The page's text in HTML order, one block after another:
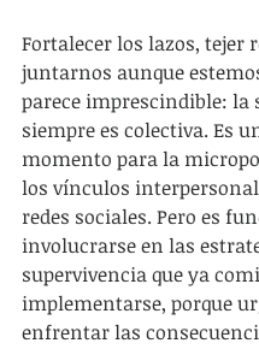
Fortalecer los lazos, tejer
juntarnos aunque
parece imprescindible: la
siempre es colectiva. Es
momento para la
los vínculos
redes sociales. Pero es
involucrarse en las
supervivencia que ya
implementarse, porque
enfrentar las